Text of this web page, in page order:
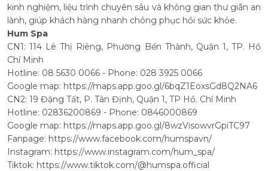
kinh nghiệm, liệu trình chuyên sâu và không gian thư giãn an
lành, giúp khách hàng nhanh chóng phục hồi sức khỏe.
Hum Spa
CN1: 114 Lê Thị Riêng, Phường Bến Thành, Quận 1, TP. Hồ
Chí Minh
Hotline: 08 5630 0066 - Phone: 028 3925 0066
Google map: https://maps.app.goo.gl/6bqZ1EoxsGd8Q2NA6
CN2: 19 Đặng Tất, P. Tân Định, Quận 1, TP Hồ. Chí Minh
Hotline: 02836200869 - Phone: 0846000869
Google map: https://maps.app.goo.gl/8wzVisowvrGpiTC97
Fanpage: https://www.facebook.com/humspavn/
Instagram: https://www.instagram.com/hum_spa/
Tiktok: https://www.tiktok.com/@humspa.official